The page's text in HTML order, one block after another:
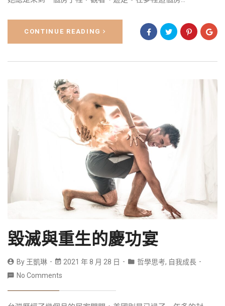
CONTINUE READING
毀滅與重生的慶功宴
By 王凱琳 2021 年 8 月 28 日 哲學思考, 自我成長
No Comments